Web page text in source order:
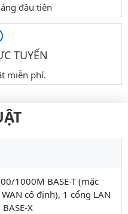
đầu tiên
TUYẾN
miễn phí.
1000M BASE-T (mặc
cố định), 1 cổng LAN
X